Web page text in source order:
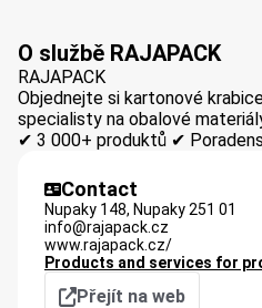
O službě RAJAPACK
RAJAPACK
Objednejte si kartonové
specialisty na obalové
✔ 3 000+ produktů ✔
Contact
Nupaky 148, Nupaky 251 01
info@rajapack.cz
www.rajapack.cz/
Products and services for
Přejít na web